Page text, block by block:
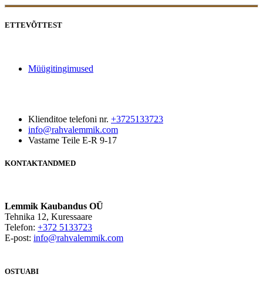
ETTEVÕTTEST
Müügitingimused
Klienditoe telefoni nr. +3725133723
info@rahvalemmik.com
Vastame Teile E-R 9-17
KONTAKTANDMED
Lemmik Kaubandus OÜ
Tehnika 12, Kuressaare
Telefon: +372 5133723
E-post: info@rahvalemmik.com
OSTUABI